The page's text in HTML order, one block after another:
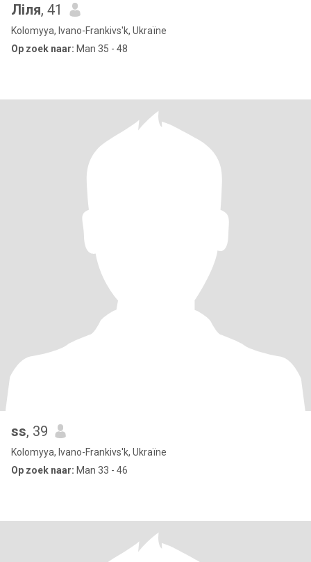
Ліля, 41
Kolomyya, Ivano-Frankivs'k, Ukraïne
Op zoek naar: Man 35 - 48
ss, 39
Kolomyya, Ivano-Frankivs'k, Ukraïne
Op zoek naar: Man 33 - 46